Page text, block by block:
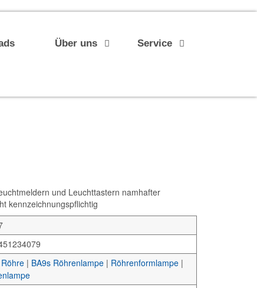
Über uns Service
und Leuchttastern namhafter
kennzeichnungspflichtig
| BA9s Röhrenlampe| Röhrenformlampe|